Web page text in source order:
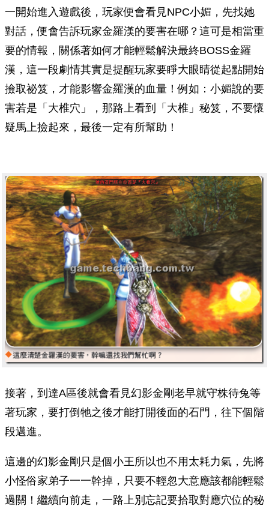
一開始進入遊戲後，玩家便會看見NPC小媚，先找她
對話，便會告訴玩家金羅漢的要害在哪？這可是相當重
要的情報，關係著如何才能輕鬆解決最終BOSS金羅
漢，這一段劇情其實是提醒玩家要睜大眼睛從起點開始
撿取祕笈，才能影響金羅漢的血量！例如：小媚說的要
害若是「大椎穴」，那路上看到「大椎」秘笈，不要懷
疑馬上撿起來，最後一定有所幫助！
接著，到達A區後就會看見幻影金剛老早就守株待兔等
著玩家，要打倒牠之後才能打開後面的石門，往下個階
段邁進。
這邊的幻影金剛只是個小王所以也不用太耗力氣，先將
小怪俗家弟子一一幹掉，只要不輕忽大意應該都能輕鬆
過關！繼續向前走，一路上別忘記要拾取對應穴位的秘